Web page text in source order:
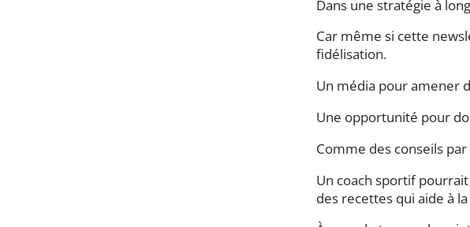
Dans une stratégie à
Car même si cette
fidélisation.
Un média pour amener
Une opportunité pour
Comme des conseils
Un coach sportif
des recettes qui aide à